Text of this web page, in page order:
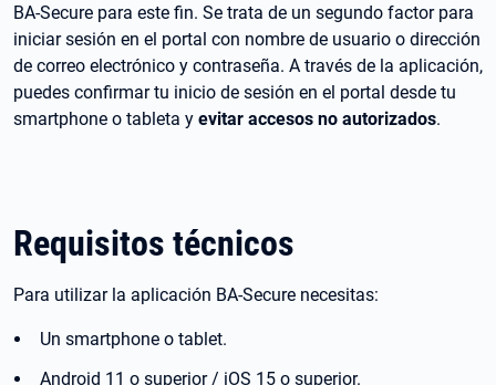
BA-Secure para este fin. Se trata de un segundo factor para
iniciar sesión en el portal con nombre de usuario o dirección
de correo electrónico y contraseña. A través de la aplicación,
puedes confirmar tu inicio de sesión en el portal desde tu
smartphone o tableta y evitar accesos no autorizados.
Requisitos técnicos
Para utilizar la aplicación BA-Secure necesitas:
Un smartphone o tablet.
Android 11 o superior / iOS 15 o superior.